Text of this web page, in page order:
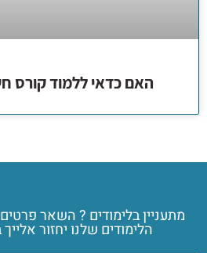
האם כדאי ללמוד קורס
מתעניין בלימודים ? השאר
הלימודים שלנו יחזור